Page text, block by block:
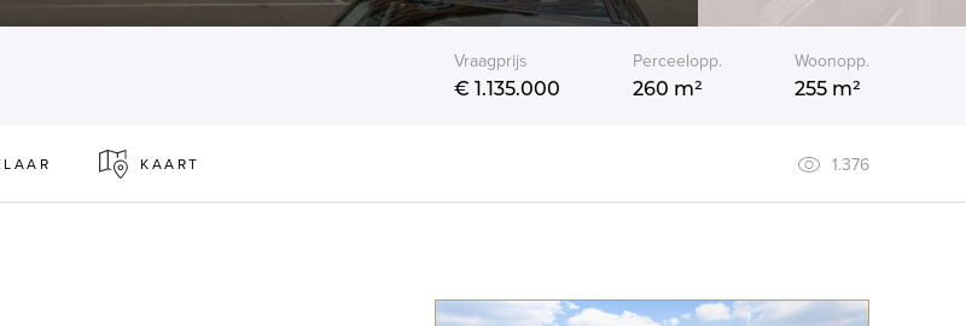
Vraagprijs
€ 1.135.000
Perceelopp.
260 m²
Woonopp.
255 m²
KAART 1.376